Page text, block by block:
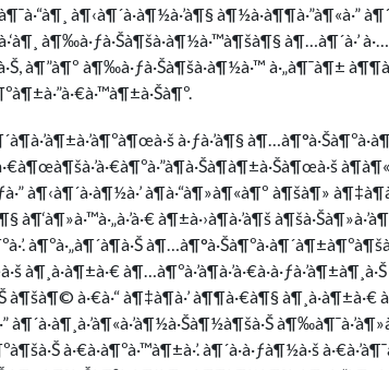
à¶‹à¶´à·à¶½à·’à¶§ à¶½à·à¶¶à·”à¶«à·”
à¶‰à·ƒà·Šà¶šà·à¶½à·™à¶šà¶§ à¶…à¶´à·’
à¶”à¶º à¶‰à·ƒà·Šà¶šà·à¶½à·™ à·„à¶¯à¶±
à·ƒà·’à¶§
à¶‹à¶´à·à¶½à·’ à¶­à·“à¶»à¶«à¶º à¶šà¶»
à¶‘à¶»à·™à·„à·’à·€ à¶±à·›à¶­à·’à¶š
à¶ºà·„à¶´à¶­à·Š
à¶¸à·à¶±à·€
à¶šà¶© à·€à·“ à¶‡à¶­à·’ à¶¶à·€à¶§ à¶¸à·à¶±à·€
à¶´à·à¶¸à·’à¶«à·’à¶½à·Šà¶½à¶šà·Š
à·€à·à¶ºà·™à¶±à·’. à¶´à·à·ƒà¶½à·š